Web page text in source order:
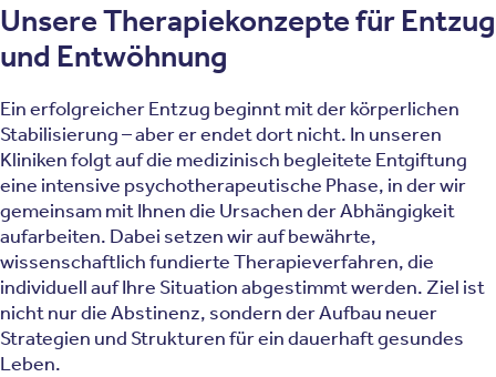
Unsere Therapiekonzepte für Entzug
und Entwöhnung
Ein erfolgreicher Entzug beginnt mit der körperlichen
Stabilisierung – aber er endet dort nicht. In unseren
Kliniken folgt auf die medizinisch begleitete Entgiftung
eine intensive psychotherapeutische Phase, in der wir
gemeinsam mit Ihnen die Ursachen der Abhängigkeit
aufarbeiten. Dabei setzen wir auf bewährte,
wissenschaftlich fundierte Therapieverfahren, die
individuell auf Ihre Situation abgestimmt werden. Ziel ist
nicht nur die Abstinenz, sondern der Aufbau neuer
Strategien und Strukturen für ein dauerhaft gesundes
Leben.